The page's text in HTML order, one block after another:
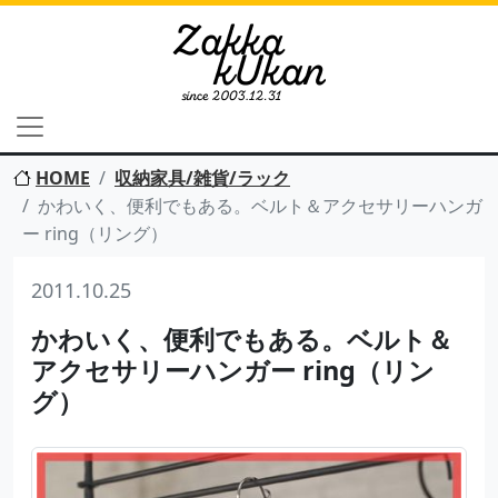
HOME
収納家具/雑貨/ラック
かわいく、便利でもある。ベルト＆アクセサリーハンガ
ー ring（リング）
2011.10.25
かわいく、便利でもある。ベルト＆
アクセサリーハンガー ring（リン
グ）